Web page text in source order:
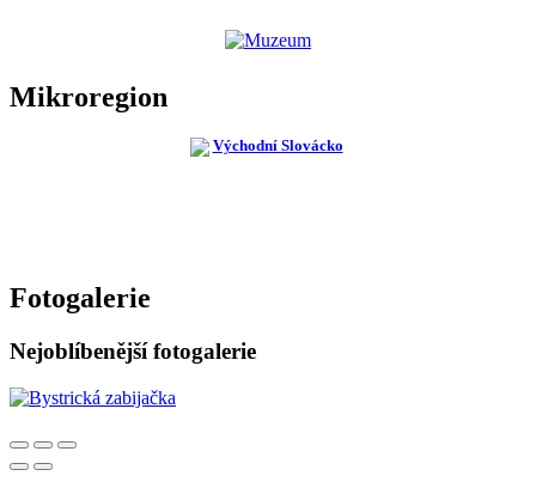
Mikroregion
Fotogalerie
Nejoblíbenější fotogalerie